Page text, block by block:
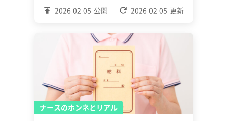
2026.02.05 公開 2026.02.05 更新
ナースのホンネとリアル